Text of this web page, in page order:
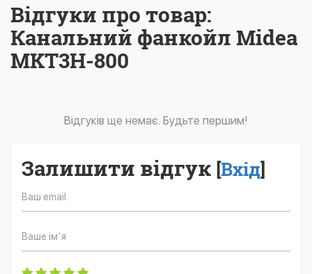
Відгуки про товар:
Канальний фанкойл Midea
MKT3H-800
Відгуків ще немає. Будьте першим!
Залишити відгук [Вхід]